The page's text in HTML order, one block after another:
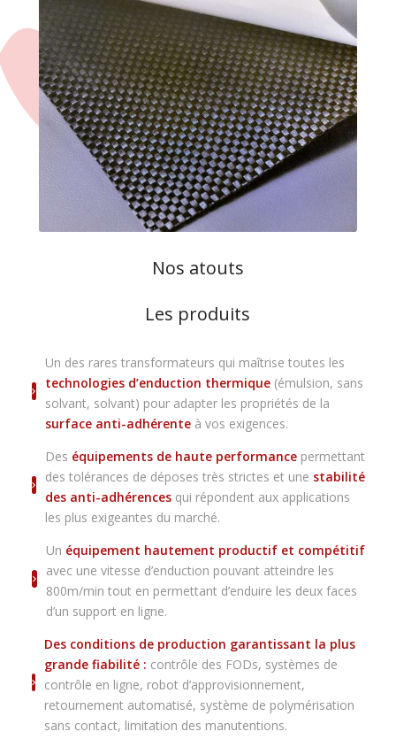
Nos atouts
Les produits
Un des rares transformateurs qui maîtrise toutes les
technologies d’enduction thermique (émulsion, sans
solvant, solvant) pour adapter les propriétés de la
surface anti-adhérente à vos exigences.
Des équipements de haute performance permettant
des tolérances de déposes très strictes et une stabilité
des anti-adhérences qui répondent aux applications
les plus exigeantes du marché.
Un équipement hautement productif et compétitif
avec une vitesse d’enduction pouvant atteindre les
800m/min tout en permettant d’enduire les deux faces
d’un support en ligne.
Des conditions de production garantissant la plus
grande fiabilité : contrôle des FODs, systèmes de
contrôle en ligne, robot d’approvisionnement,
retournement automatisé, système de polymérisation
sans contact, limitation des manutentions.